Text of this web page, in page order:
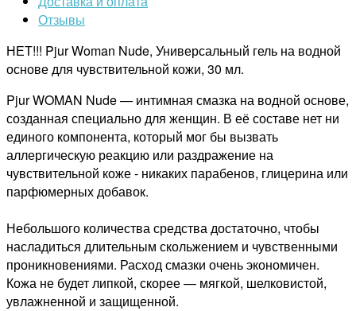
Отзывы
НЕТ!!! Pjur Woman Nude, Универсальный гель на водной
основе для чувствительной кожи, 30 мл.
Pjur WOMAN Nude — интимная смазка на водной основе,
созданная специально для женщин. В её составе нет ни
единого компонента, который мог бы вызвать
аллергическую реакцию или раздражение на
чувствительной коже - никаких парабенов, глицерина или
парфюмерных добавок.
Небольшого количества средства достаточно, чтобы
насладиться длительным скольжением и чувственными
проникновениями. Расход смазки очень экономичен.
Кожа не будет липкой, скорее — мягкой, шелковистой,
увлажненной и защищенной.